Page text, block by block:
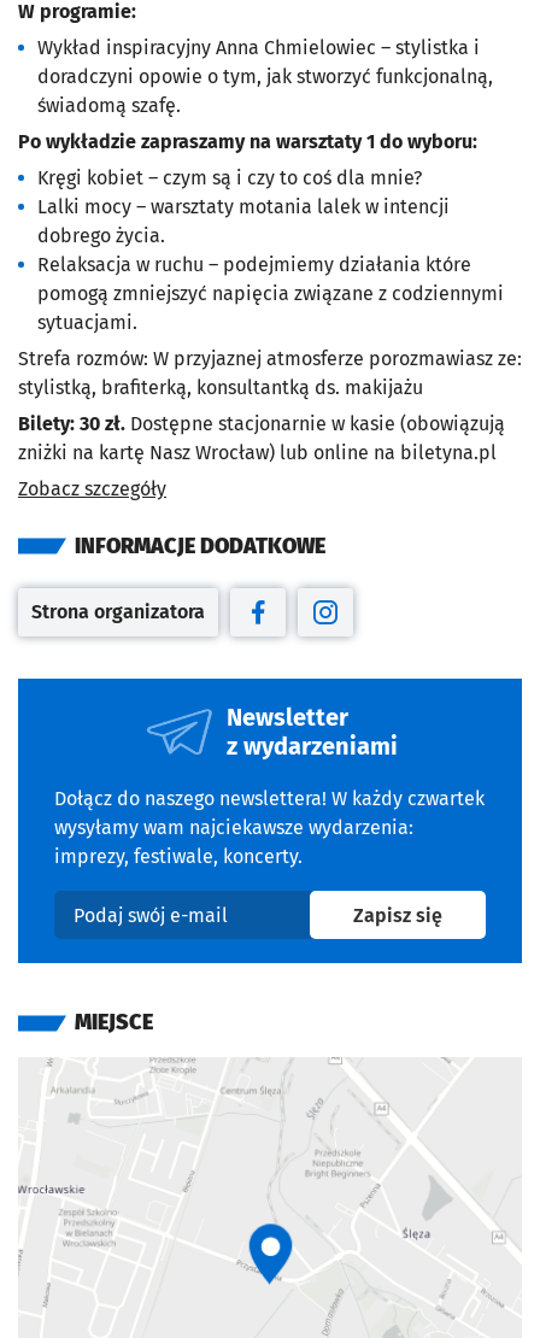
W programie:
Wykład inspiracyjny Anna Chmielowiec – stylistka i
doradczyni opowie o tym, jak stworzyć funkcjonalną,
świadomą szafę.
Po wykładzie zapraszamy na warsztaty 1 do wyboru:
Kręgi kobiet – czym są i czy to coś dla mnie?
Lalki mocy – warsztaty motania lalek w intencji
dobrego życia.
Relaksacja w ruchu – podejmiemy działania które
pomogą zmniejszyć napięcia związane z codziennymi
sytuacjami.
Strefa rozmów: W przyjaznej atmosferze porozmawiasz ze:
stylistką, brafiterką, konsultantką ds. makijażu
Bilety: 30 zł. Dostępne stacjonarnie w kasie (obowiązują
zniżki na kartę Nasz Wrocław) lub online na biletyna.pl
Zobacz szczegóły
INFORMACJE DODATKOWE
Otwiera się w nowej karcie
Strona organizatora
Otwiera się w nowej karcie
Otwiera się w nowej
Newsletter
z wydarzeniami
Dołącz do naszego newslettera! W każdy czwartek
wysyłamy wam najciekawsze wydarzenia:
imprezy, festiwale, koncerty.
Podaj swój e-mail
Zapisz sięna
MIEJSCE